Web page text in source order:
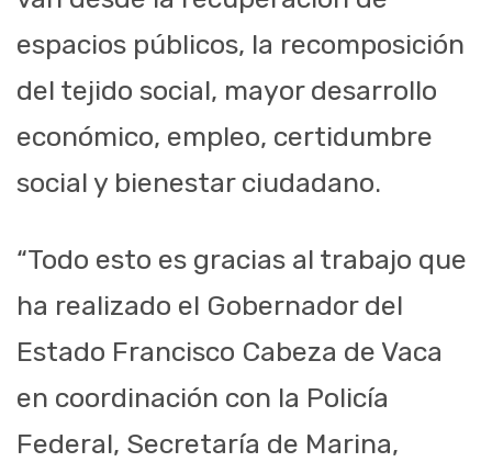
espacios públicos, la recomposición
del tejido social, mayor desarrollo
económico, empleo, certidumbre
social y bienestar ciudadano.
“Todo esto es gracias al trabajo que
ha realizado el Gobernador del
Estado Francisco Cabeza de Vaca
en coordinación con la Policía
Federal, Secretaría de Marina,